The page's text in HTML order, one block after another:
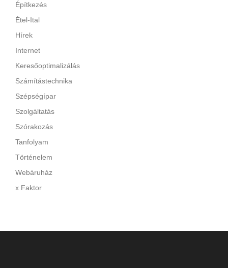
Építkezés
Étel-Ital
Hírek
Internet
Keresőoptimalizálás
Számítástechnika
Szépségípar
Szolgáltatás
Szórakozás
Tanfolyam
Történelem
Webáruház
x Faktor